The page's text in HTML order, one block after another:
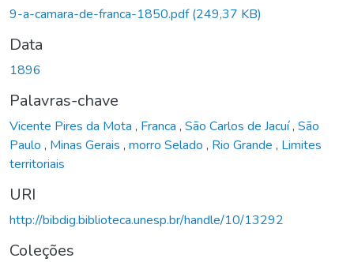
9-a-camara-de-franca-1850.pdf(249,37 KB)
Data
1896
Palavras-chave
Vicente Pires da Mota , Franca , São Carlos de Jacuí, São
Paulo , Minas Gerais , morro Selado , Rio Grande , Limites
territoriais
URI
http://bibdig.biblioteca.unesp.br/handle/10/13292
Coleções